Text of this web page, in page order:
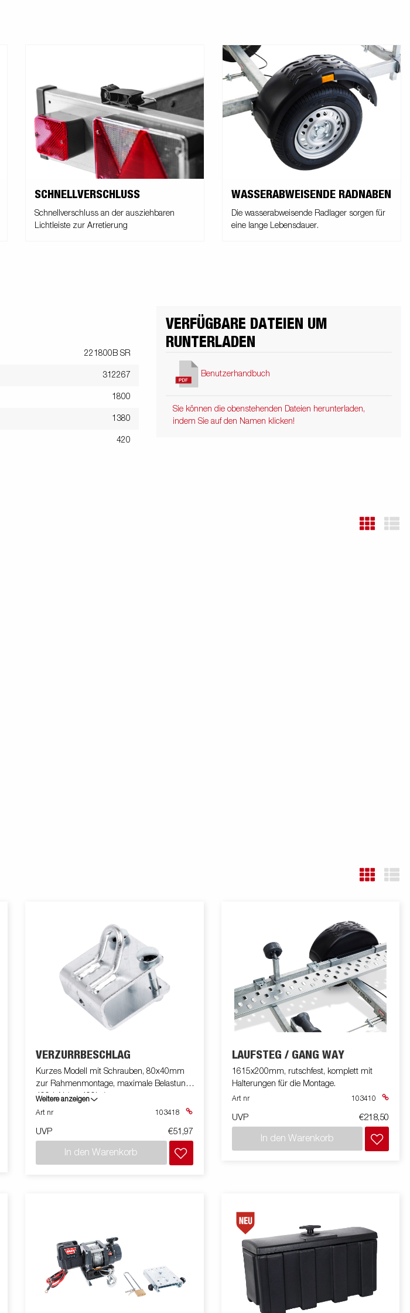
SCHNELLVERSCHLUSS
Schnellverschluss an der ausziehbaren
Lichtleiste zur Arretierung
WASSERABWEISENDE RADNABEN
Die wasserabweisende Radlager sorgen für
eine lange Lebensdauer.
221800B SR
312267
1800
1380
420
VERFÜGBARE DATEIEN UM
RUNTERLADEN
Benutzerhandbuch
Sie können die obenstehenden Dateien herunterladen,
indem Sie auf den Namen klicken!
VERZURRBESCHLAG
Kurzes Modell mit Schrauben, 80x40mm
zur Rahmenmontage, maximale Belastung
400daN (ca. 400kg)
Weitere anzeigen
Art nr
103418
UVP €51,97
In den Warenkorb
LAUFSTEG / GANG WAY
1615x200mm, rutschfest, komplett mit
Halterungen für die Montage.
Art nr 103410
UVP €218,50
In den Warenkorb